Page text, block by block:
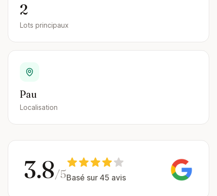
2
Lots principaux
Pau
Localisation
3.8/5Basé sur 45 avis